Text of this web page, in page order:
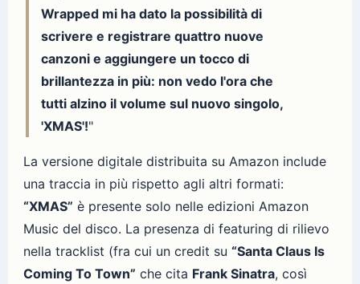
Wrapped mi ha dato la possibilità di
scrivere e registrare quattro nuove
canzoni e aggiungere un tocco di
brillantezza in più: non vedo l'ora che
tutti alzino il volume sul nuovo singolo,
'XMAS'!"
La versione digitale distribuita su Amazon include
una traccia in più rispetto agli altri formati:
“XMAS” è presente solo nelle edizioni Amazon
Music del disco. La presenza di featuring di rilievo
nella tracklist (fra cui un credit su “Santa Claus Is
Coming To Town” che cita Frank Sinatra, così